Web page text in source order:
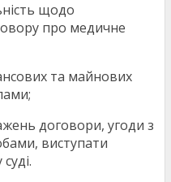
щодо
про медичне
та майнових
договори, угоди з
виступати